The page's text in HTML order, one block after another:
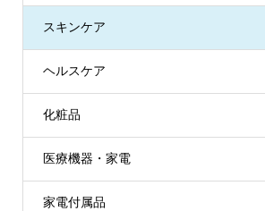
スキンケア
ヘルスケア
化粧品
医療機器・家電
家電付属品